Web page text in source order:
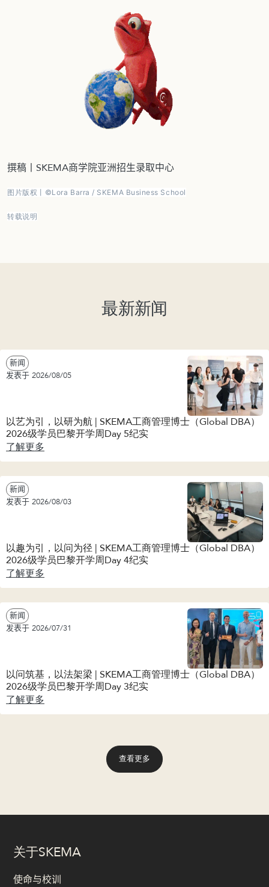
撰稿丨SKEMA商学院亚洲招生录取中心
图片版权丨©Lora Barra / SKEMA Business School
转载说明
最新新闻
新闻
发表于 2026/08/05
以艺为引，以研为航 | SKEMA工商管理博士（Global DBA）
2026级学员巴黎开学周Day 5纪实
了解更多
新闻
发表于 2026/08/03
以趣为引，以问为径 | SKEMA工商管理博士（Global DBA）
2026级学员巴黎开学周Day 4纪实
了解更多
新闻
发表于 2026/07/31
以问筑基，以法架梁 | SKEMA工商管理博士（Global DBA）
2026级学员巴黎开学周Day 3纪实
了解更多
查看更多
关于SKEMA
使命与校训